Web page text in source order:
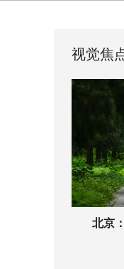
视觉焦
北京